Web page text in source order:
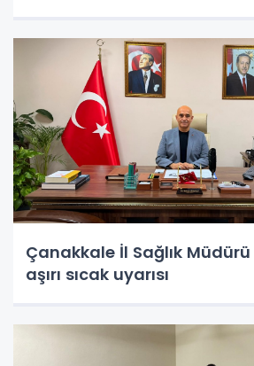
Çanakkale İl Sağlık
aşırı sıcak uyarısı